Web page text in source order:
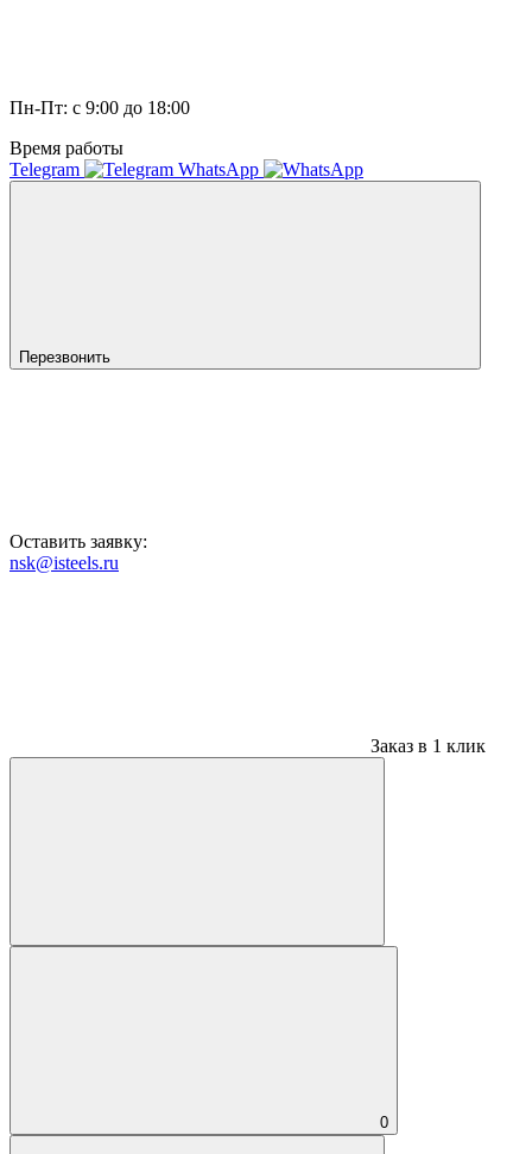
Пн-Пт: с 9:00 до 18:00
Время работы
Telegram
WhatsApp
Перезвонить
Оставить заявку:
nsk@isteels.ru
Заказ в 1 клик
0